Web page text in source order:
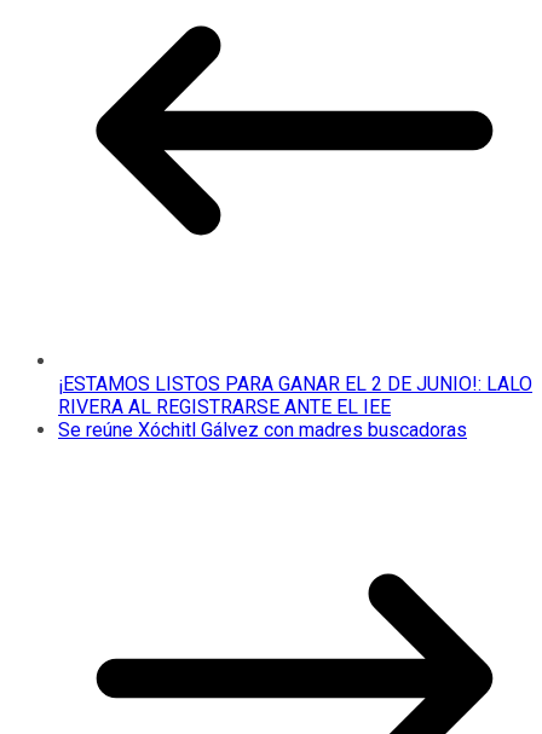
¡ESTAMOS LISTOS PARA GANAR EL 2 DE JUNIO!: LALO
RIVERA AL REGISTRARSE ANTE EL IEE
Se reúne Xóchitl Gálvez con madres buscadoras